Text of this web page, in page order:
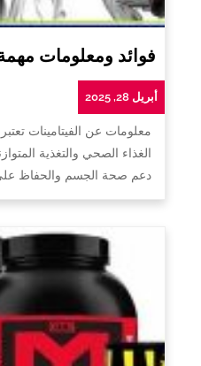
فوائد ومعلومات
أبريل 28, 2025
معلومات عن الفيتامينات
الغذاء الصحي والتغذية
دعم صحة الجسم والحفاظ